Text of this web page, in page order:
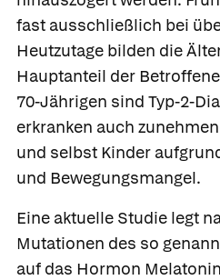
fast ausschließlich bei
Heutzutage bilden die
Hauptanteil der
70-Jährigen sind Typ-2-
erkranken auch
und selbst Kinder
und Bewegungsmangel.
Eine aktuelle Studie legt
Mutationen des so
auf das Hormon